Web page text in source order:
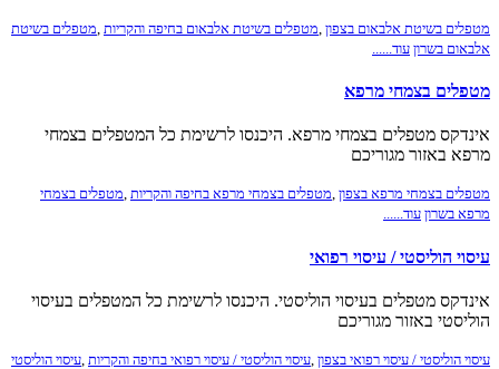
מטפלים בשיטת אלבאום בצפון מטפלים בשיטת אלבאום בחיפה והקריות מטפלים בשיטת
אלבאום בשרון עוד......
מטפלים בצמחי מרפא
אינדקס מטפלים בצמחי מרפא. היכנסו לרשימת כל המטפלים בצמחי
מרפא באזור מגוריכם
מטפלים בצמחי מרפא בצפון ,מטפלים בצמחי מרפא בחיפה והקריות ,מטפלים בצמחי
מרפא בשרון עוד......
עיסוי הוליסטי / עיסוי רפואי
אינדקס מטפלים בעיסוי הוליסטי. היכנסו לרשימת כל המטפלים בעיסוי
הוליסטי באזור מגוריכם
עיסוי הוליסטי / עיסוי רפואי בצפון עיסוי הוליסטי / עיסוי רפואי בחיפה והקריות עיסוי הוליסטי